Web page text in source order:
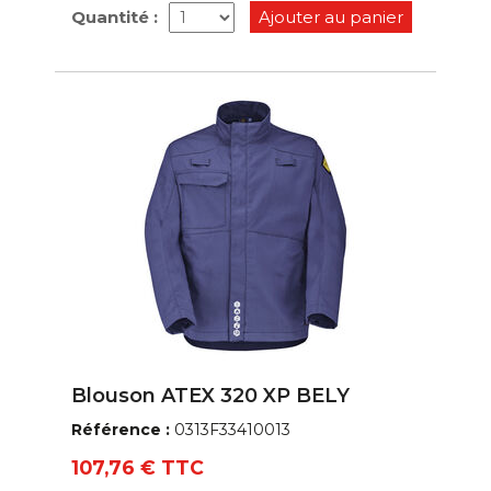
Quantité : Ajouter au panier
Blouson ATEX 320 XP BELY
Référence : 0313F33410013
107,76 € TTC